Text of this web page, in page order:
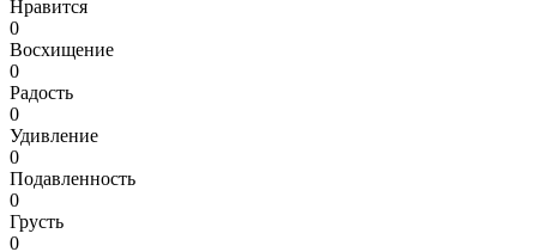
Нравится
0
Восхищение
0
Радость
0
Удивление
0
Подавленность
0
Грусть
0